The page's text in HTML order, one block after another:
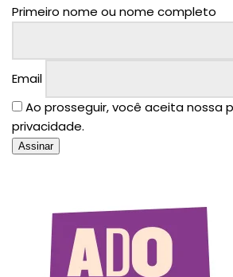
Primeiro nome ou nome completo
Email
Ao prosseguir, você aceita nossa
privacidade.